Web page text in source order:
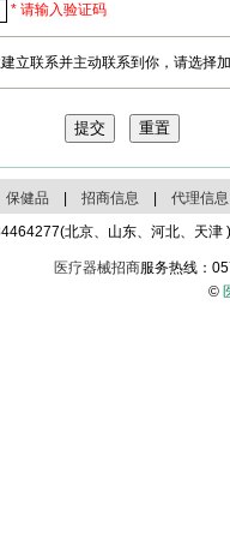
* 请输入验证码
立联系并主动联系到你，请选择
保健品 招商信息 代理信息
北京、山东、河北、天
医疗器械招商服务热线：
©